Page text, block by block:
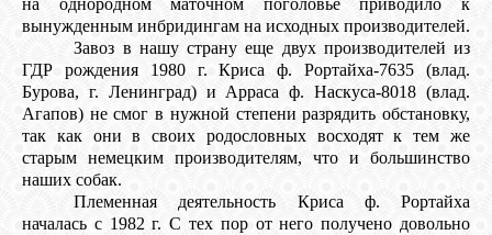
на однородном маточном поголовье приводило к
вынужденным инбридингам на исходных производителей.
Завоз в нашу страну еще двух производителей из
ГДР рождения 1980 г. Криса ф. Рортайха-7635 (влад.
Бурова, г. Ленинград) и Арраса ф. Наскуса-8018 (влад.
Агапов) не смог в нужной степени разрядить обстановку,
так как они в своих родословных восходят к тем же
старым немецким производителям, что и большинство
наших собак.
Племенная деятельность Криса ф. Рортайха
началась с 1982 г. С тех пор от него получено довольно